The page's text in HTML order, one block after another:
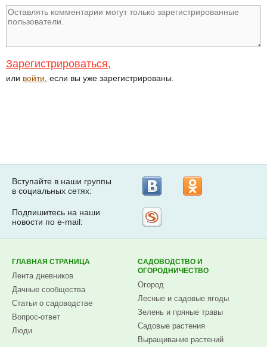
Зарегистрироваться,
или войти , если вы уже зарегистрированы.
Вступайте в наши группы
в социальных сетях:
Подпишитесь на наши
новости по e-mail:
ГЛАВНАЯ СТРАНИЦА
Лента дневников
Дачные сообщества
Статьи о садоводстве
Вопрос-ответ
Люди
САДОВОДСТВО И
ОГОРОДНИЧЕСТВО
Огород
Лесные и садовые ягоды
Зелень и пряные травы
Садовые растения
Выращивание растений